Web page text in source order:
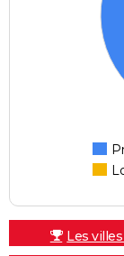
Les